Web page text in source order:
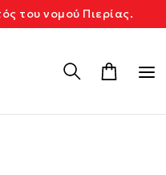
του νομού Πιερίας.